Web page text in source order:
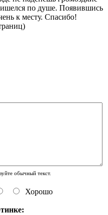
по душе. Появившись
к месту. Спасибо!
обычный текст.
Хорошо